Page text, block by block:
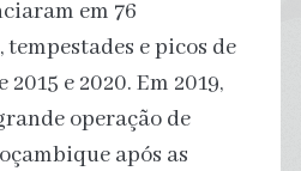
em 76
tempestades e picos de
e 2020. Em 2019,
operação de
após as